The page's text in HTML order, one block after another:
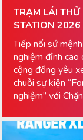
TRẠM LÁI THỬ
STATION 2026
Tiếp nối sứ
nghiệm đỉnh cao
cộng đồng yêu
chuỗi sự kiện
nghiệm” với